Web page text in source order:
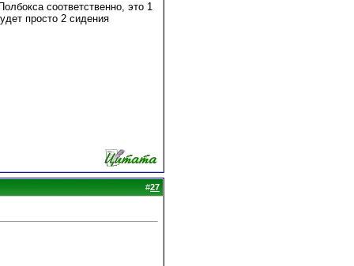
соответственно, это 1
просто 2 сидения
#27